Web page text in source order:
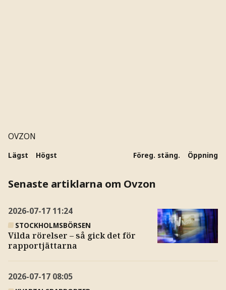
OVZON
Lägst Högst Föreg. stäng. Öppning
Senaste artiklarna om Ovzon
2026-07-17 11:24
STOCKHOLMSBÖRSEN
Vilda rörelser – så gick det för
rapportjättarna
2026-07-17 08:05